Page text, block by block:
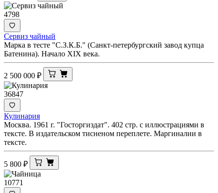
4798
Сервиз чайный
Марка в тесте "С.З.К.Б." (Санкт-петербургский завод купца
Батенина). Начало XIX века.
2 500 000 ₽
36847
Кулинария
Москва. 1961 г. "Госторгиздат". 402 стр. с иллюстрациями в
тексте. В издательском тисненом переплете. Маргиналии в
тексте.
5 800 ₽
10771